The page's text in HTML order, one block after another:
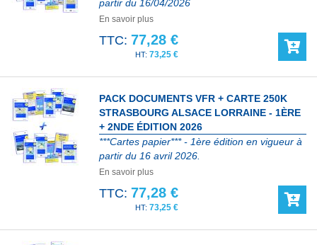
partir du 16/04/2026
En savoir plus
TTC: 77,28 €
73,25 €
PACK DOCUMENTS VFR + CARTE 250K
STRASBOURG ALSACE LORRAINE - 1ÈRE
+ 2NDE ÉDITION 2026
***Cartes papier*** - 1ère édition en vigueur à
partir du 16 avril 2026.
En savoir plus
TTC: 77,28 €
73,25 €